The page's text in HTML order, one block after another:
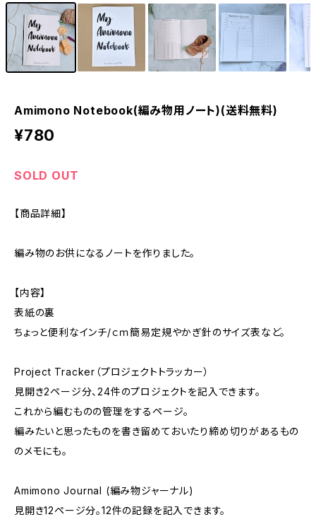
Amimono Notebook(編み物用ノート)(送料無料)
¥780
SOLD OUT
【商品詳細】
編み物のお供になるノートを作りました。
【内容】
表紙の裏
ちょっと便利なインチ/ｃｍ簡易定規やかぎ針のサイズ表など。
Project Tracker（プロジェクトトラッカー）
見開き2ページ分、24件のプロジェクトを記入できます。
これから編むものの管理をするページ。
編みたいと思ったものを書き留めておいたり締め切りがあるもの
のメモにも。
Amimono Journal (編み物ジャーナル)
見開き12ページ分。12件の記録を記入できます。